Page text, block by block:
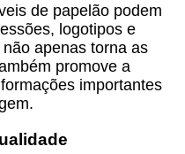
de papelão podem
logotipos e
apenas torna as
promove a
importantes